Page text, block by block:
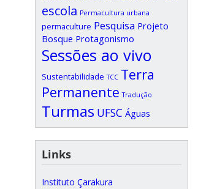
escola Permacultura urbana
permaculture Pesquisa Projeto
Bosque Protagonismo
Sessões ao vivo
Sustentabilidade TCC Terra
Permanente Tradução
Turmas UFSC Águas
Links
Instituto Çarakura